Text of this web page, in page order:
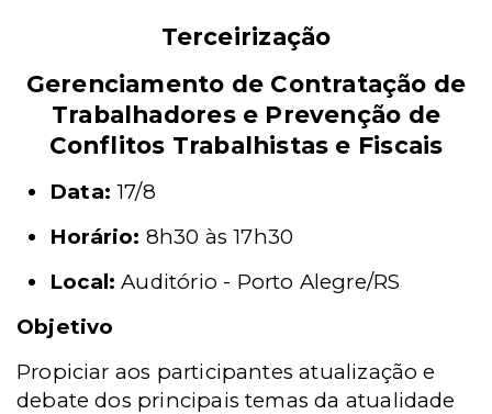
Terceirização
Gerenciamento de Contratação de
Trabalhadores e Prevenção de
Conflitos Trabalhistas e Fiscais
Data: 17/8
Horário: 8h30 às 17h30
Local: Auditório - Porto Alegre/RS
Objetivo
Propiciar aos participantes atualização e
debate dos principais temas da atualidade